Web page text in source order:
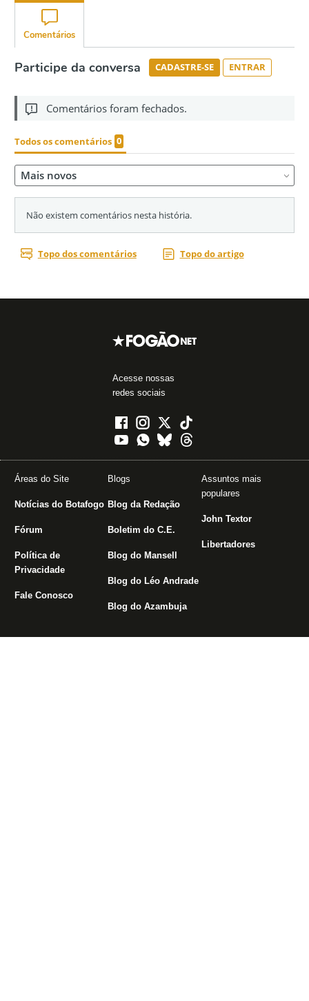
Acesse nossas
redes sociais
Áreas do Site
Notícias do Botafogo
Fórum
Política de
Privacidade
Fale Conosco
Blogs
Blog da Redação
Boletim do C.E.
Blog do Mansell
Blog do Léo Andrade
Blog do Azambuja
Assuntos mais
populares
John Textor
Libertadores